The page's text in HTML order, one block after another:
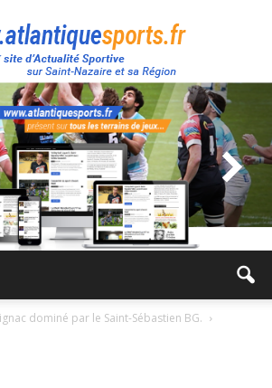
Atlantique
Sport
dominé par le Saint-Sébastien BG.